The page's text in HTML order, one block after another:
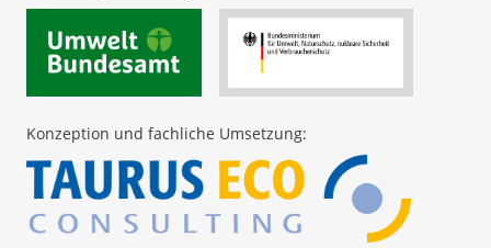
Konzeption und fachliche Umsetzung: